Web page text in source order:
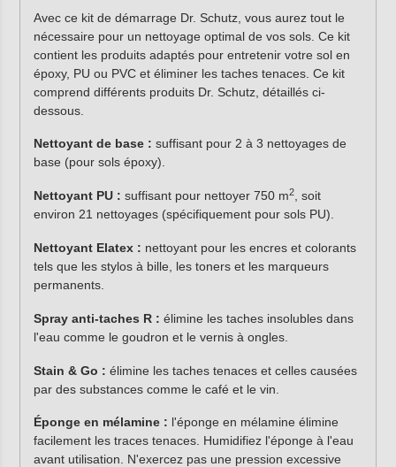
Avec ce kit de démarrage Dr. Schutz, vous aurez tout le
nécessaire pour un nettoyage optimal de vos sols. Ce kit
contient les produits adaptés pour entretenir votre sol en
époxy, PU ou PVC et éliminer les taches tenaces. Ce kit
comprend différents produits Dr. Schutz, détaillés ci-
dessous.
Nettoyant de base : suffisant pour 2 à 3 nettoyages de
base (pour sols époxy).
Nettoyant PU : suffisant pour nettoyer 750 m2, soit
environ 21 nettoyages (spécifiquement pour sols PU).
Nettoyant Elatex : nettoyant pour les encres et colorants
tels que les stylos à bille, les toners et les marqueurs
permanents.
Spray anti-taches R : élimine les taches insolubles dans
l'eau comme le goudron et le vernis à ongles.
Stain & Go : élimine les taches tenaces et celles causées
par des substances comme le café et le vin.
Éponge en mélamine : l'éponge en mélamine élimine
facilement les traces tenaces. Humidifiez l'éponge à l'eau
avant utilisation. N'exercez pas une pression excessive